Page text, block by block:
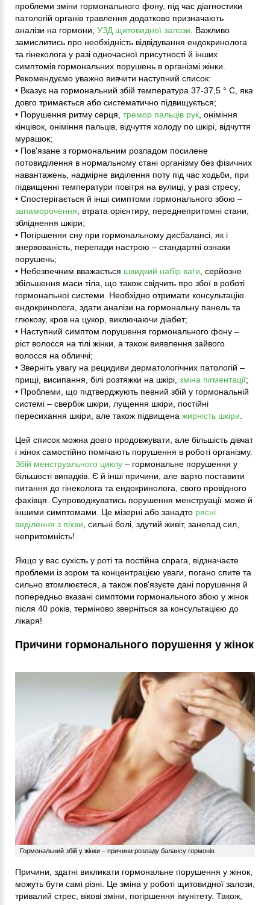
проблеми зміни гормонального фону, під час діагностики
патологій органів травлення додатково призначають
аналізи на гормони, УЗД щитовидної залози. Важливо
замислитись про необхідність відвідування ендокринолога
та гінеколога у разі одночасної присутності й інших
симптомів гормональних порушень в організмі жінки.
Рекомендуємо уважно вивчити наступний список:
• Вказує на гормональний збій температура 37-37,5 ° С, яка
довго тримається або систематично підвищується;
• Порушення ритму серця, тремор пальців рук, оніміння
кінцівок, оніміння пальців, відчуття холоду по шкірі, відчуття
мурашок;
• Пов'язане з гормональним розладом посилене
потовиділення в нормальному стані організму без фізичних
навантажень, надмірне виділення поту під час ходьби, при
підвищенні температури повітря на вулиці, у разі стресу;
• Спостерігається й інші симптоми гормонального збою –
запаморочення, втрата орієнтиру, переднепритомні стани,
збліднення шкіри;
• Погіршення сну при гормональному дисбалансі, як і
знервованість, перепади настрою – стандартні ознаки
порушень;
• Небезпечним вважається швидкий набір ваги, серйозне
збільшення маси тіла, що також свідчить про збої в роботі
гормональної системи. Необхідно отримати консультацію
ендокринолога, здати аналізи на гормональну панель та
глюкозу, кров на цукор, виключаючи діабет;
• Наступний симптом порушення гормонального фону –
ріст волосся на тілі жінки, а також виявлення зайвого
волосся на обличчі;
• Зверніть увагу на рецидиви дерматологічних патологій –
прищі, висипання, білі розтяжки на шкірі, зміна пігментації;
• Проблеми, що підтверджують певний збій у гормональній
системі – свербіж шкіри, лущення шкіри, постійні
пересихання шкіри, але також підвищена жирність шкіри.
Цей список можна довго продовжувати, але більшість дівчат
і жінок самостійно помічають порушення в роботі організму.
Збій менструального циклу – гормональне порушення у
більшості випадків. Є й інші причини, але варто поставити
питання до гінеколога та ендокринолога, свого провідного
фахівця. Супроводжуватись порушення менструації може й
іншими симптомами. Це мізерні або занадто рясні
виділення з піхви, сильні болі, здутий живіт, занепад сил,
непритомність!
Якщо у вас сухість у роті та постійна спрага, відзначаєте
проблеми із зором та концентрацією уваги, погано спите та
сильно втомлюєтеся, а також пов'язуєте дані порушення й
попередньо вказані симптоми гормонального збою у жінок
після 40 років, терміново зверніться за консультацією до
лікаря!
Причини гормонального порушення у жінок
Гормональний збій у жінки – причини розладу балансу гормонів
Причини, здатні викликати гормональне порушення у жінок,
можуть бути самі різні. Це зміна у роботі щитовидної залози,
тривалий стрес, вікові зміни, погіршення імунітету. Також,